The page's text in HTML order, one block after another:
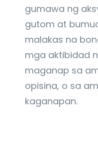
gumawa ng
gutom at
malakas na
mga aktibidad
maganap sa
opisina, o sa
kaganapan.